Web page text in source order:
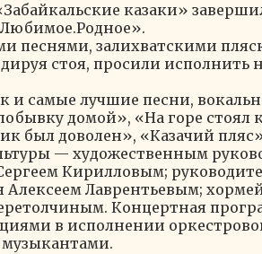
казаки»
песнями, залихватскими
стоя, просили исполнить
и самые лучшие песни,
домой», «На горе стоял
был доволен», «Казачий
— художественным
Кирилловым;
Лаврентьевым;
Концертная
в исполнении